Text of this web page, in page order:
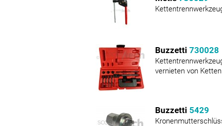
Buzzetti 730028
vernieten von
Buzzetti 5429